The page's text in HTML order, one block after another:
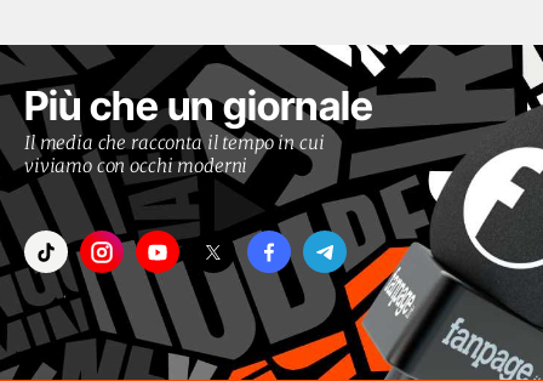
Più che un giornale
Il media che racconta il tempo in cui
viviamo con occhi moderni